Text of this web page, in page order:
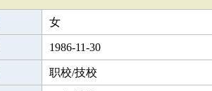
女
1986-11-30
职校/技校